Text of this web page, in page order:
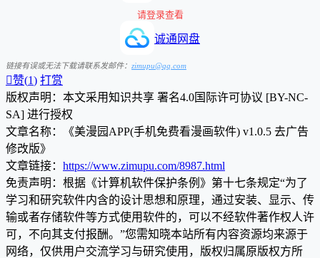
请登录查看
诚通网盘
链接有误或无法下载请联系发邮件： zimupu@qq.com
赞(1) 打赏
版权声明：本文采用知识共享 署名4.0国际许可协议 [BY-NC-
SA] 进行授权
文章名称：《美漫园APP(手机免费看漫画软件) v1.0.5 去广告
修改版》
文章链接： https://www.zimupu.com/8987.html
免责声明：根据《计算机软件保护条例》第十七条规定“为了
学习和研究软件内含的设计思想和原理，通过安装、显示、传
输或者存储软件等方式使用软件的，可以不经软件著作权人许
可，不向其支付报酬。”您需知晓本站所有内容资源均来源于
网络，仅供用户交流学习与研究使用，版权归属原版权方所